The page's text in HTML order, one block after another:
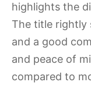
highlights the
The title rightly
and a good
and peace of
compared to